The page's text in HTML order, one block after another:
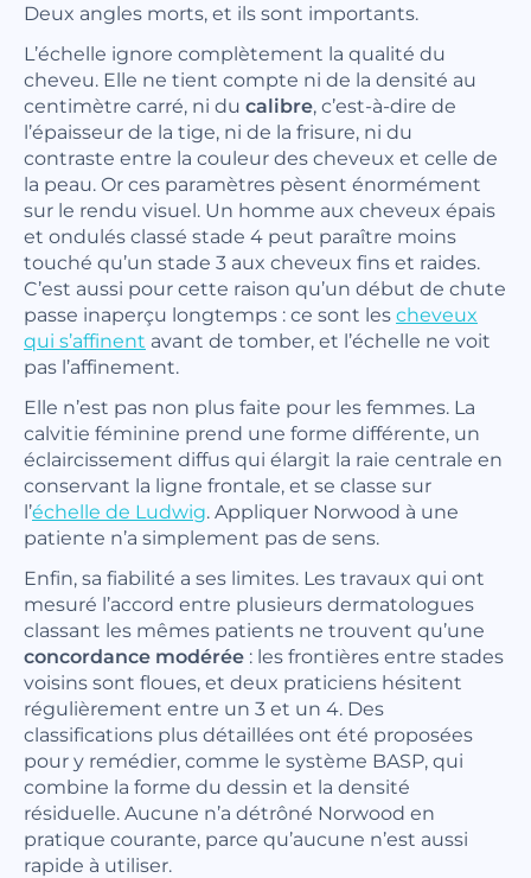
Deux angles morts, et ils sont importants.
L’échelle ignore complètement la qualité du
cheveu. Elle ne tient compte ni de la densité au
centimètre carré, ni du calibre, c’est-à-dire de
l’épaisseur de la tige, ni de la frisure, ni du
contraste entre la couleur des cheveux et celle de
la peau. Or ces paramètres pèsent énormément
sur le rendu visuel. Un homme aux cheveux épais
et ondulés classé stade 4 peut paraître moins
touché qu’un stade 3 aux cheveux fins et raides.
C’est aussi pour cette raison qu’un début de chute
passe inaperçu longtemps : ce sont lescheveux
qui s’affinent avant de tomber, et l’échelle ne voit
pas l’affinement.
Elle n’est pas non plus faite pour les femmes. La
calvitie féminine prend une forme différente, un
éclaircissement diffus qui élargit la raie centrale en
conservant la ligne frontale, et se classe sur
l’échelle de Ludwig. Appliquer Norwood à une
patiente n’a simplement pas de sens.
Enfin, sa fiabilité a ses limites. Les travaux qui ont
mesuré l’accord entre plusieurs dermatologues
classant les mêmes patients ne trouvent qu’une
concordance modérée : les frontières entre stades
voisins sont floues, et deux praticiens hésitent
régulièrement entre un 3 et un 4. Des
classifications plus détaillées ont été proposées
pour y remédier, comme le système BASP, qui
combine la forme du dessin et la densité
résiduelle. Aucune n’a détrôné Norwood en
pratique courante, parce qu’aucune n’est aussi
rapide à utiliser.